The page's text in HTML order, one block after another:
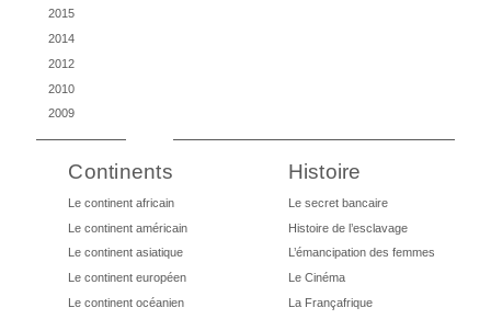
2015
2014
2012
2010
2009
Continents
Le continent africain
Le continent américain
Le continent asiatique
Le continent européen
Le continent océanien
Histoire
Le secret bancaire
Histoire de l’esclavage
L’émancipation des femmes
Le Cinéma
La Françafrique